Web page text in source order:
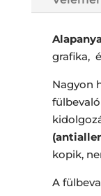
grafika,
Nagyon
kopik,
A